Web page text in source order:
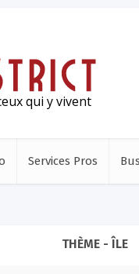
qui y vivent
Services Pros
THÈME - ÎLE